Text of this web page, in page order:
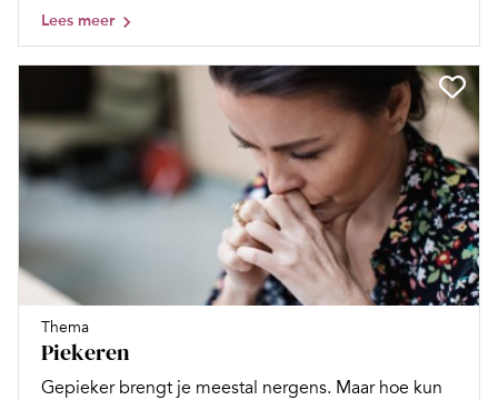
Lees meer
Thema
Piekeren
Gepieker brengt je meestal nergens. Maar hoe kun